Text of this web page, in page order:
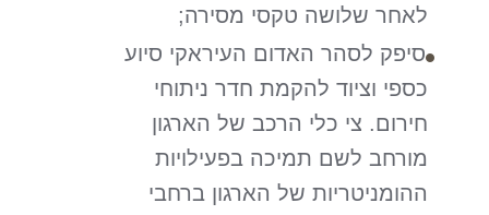
לאחר שלושה טקסי מסירה;
סיפק לסהר האדום העיראקי סיוע
כספי וציוד להקמת חדר ניתוחי
חירום. צי כלי הרכב של הארגון
מורחב לשם תמיכה בפעילויות
ההומניטריות של הארגון ברחבי